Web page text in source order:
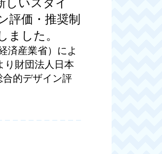
しいスタイ
評価・推奨制
ました。
済産業省）によ
り財団法人日本
的デザイン評